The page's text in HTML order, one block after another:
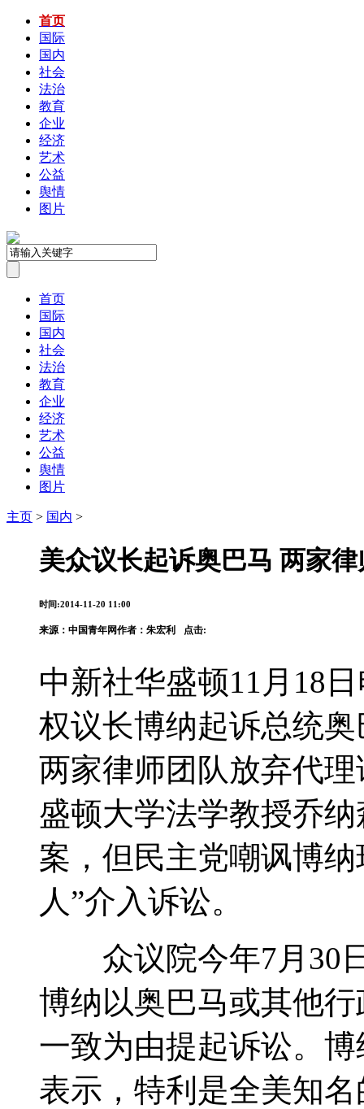
首页
国际
国内
社会
法治
教育
企业
经济
艺术
公益
舆情
图片
首页
国际
国内
社会
法治
教育
企业
经济
艺术
公益
舆情
图片
主页 > 国内 >
美众议长起诉奥巴马 两家
时间:2014-11-20 11:00
来源： 中国青年网作者：朱宏利 点击:
中新社华盛顿11月18
权议长博纳起诉总统
两家律师团队放弃代
盛顿大学法学教授乔
案，但民主党嘲讽博
人”介入诉讼。
众议院今年7月30日
博纳以奥巴马或其他
一致为由提起诉讼。
表示，特利是全美知